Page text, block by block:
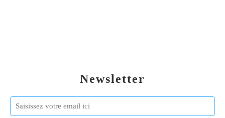
Newsletter